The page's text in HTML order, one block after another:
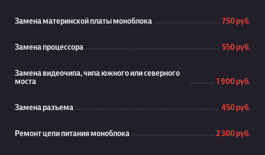
Замена материнской платы моноблока 750 руб.
Замена процессора 550 руб.
Замена видеочипа, чипа южного или северного
моста
1 900 руб.
Замена разъема 450 руб.
Ремонт цепи питания моноблока 2 300 руб.